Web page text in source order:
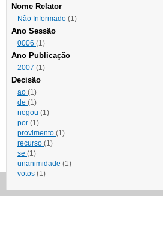
Nome Relator
Não Informado (1)
Ano Sessão
0006 (1)
Ano Publicação
2007 (1)
Decisão
ao (1)
de (1)
negou (1)
por (1)
provimento (1)
recurso (1)
se (1)
unanimidade (1)
votos (1)